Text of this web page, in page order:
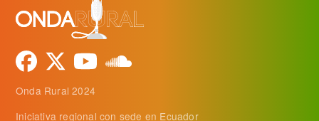
Onda Rural 2024
Iniciativa regional con sede en Ecuador